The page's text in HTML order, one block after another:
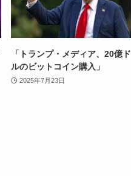
「トランプ・メディア、20億ド
ルのビットコイン購入」
2025年7月23日